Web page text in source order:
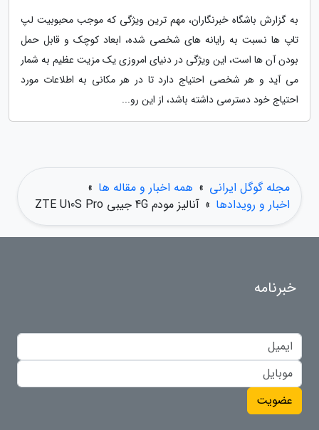
به گزارش باشگاه خبرنگاران، مهم ترین ویژگی که موجب محبوبیت لپ
تاپ ها نسبت به رایانه های شخصی شده، ابعاد کوچک و قابل حمل
بودن آن ها است، این ویژگی در دنیای امروزی یک مزیت عظیم به شمار
می آید و هر شخصی احتیاج دارد تا در هر مکانی به اطلاعات مورد
احتیاج خود دسترسی داشته باشد، از این رو...
مجله گوگل ایرانی » همه اخبار و مقاله ها »
اخبار و رویدادها » آنالیز مودم 4G جیبی ZTE U10S Pro
خبرنامه
عضویت